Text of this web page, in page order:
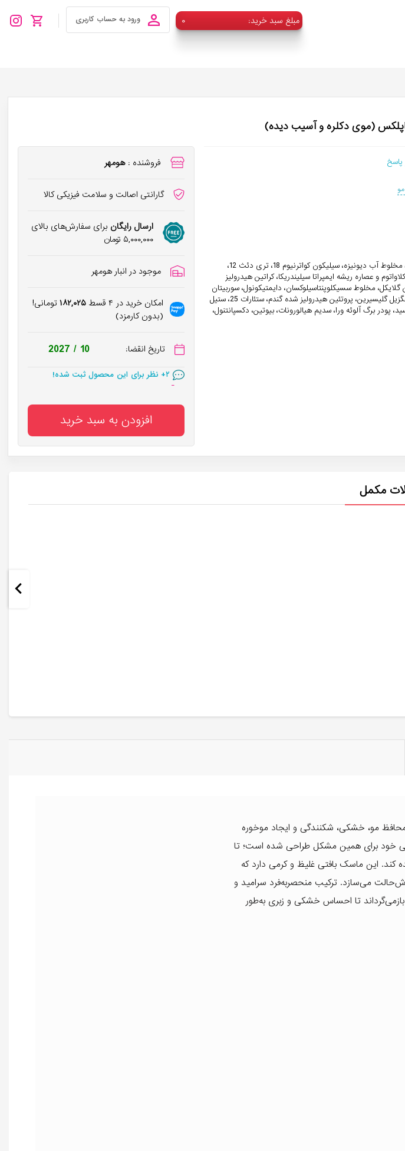
۰ :مبلغ سبد خرید ورود به حساب کاربری
(موی دکلره و آسیب دیده)
آب دیونیزه، پروتئین کراویس، سرامید، مخلوط آب دیونیزه، سیلیکون کواترنیوم 18، تری دئث 12،
و عصاره ریشه ایمپراتا سیلیندریکا، کراتین هیدرولیز
گلایکل، مخلوط سسیکلوپنتاسیلوکسان، دایمتیکونول، سوربیتان
تری استئارات، فنوکسی اتانول و اتیل هگزیل گلیسیرین، پروتئین هیدرولیز شده گندم، ستئارات 25، ستیل
پودر برگ آلوئه ورا، سدیم هیالورونات، بیوتین، دکسپانتنول،
فروشنده : هومهر
گارانتی اصالت و سلامت فیزیکی کالا
ارسال رایگان برای سفارش‌های بالای
۵,۰۰۰,۰۰۰ تومان
موجود در انبار هومهر
امکان خرید در ۴ قسط ۱۸۲,۰۲۵تومانی!
(بدون کارمزد)
تاریخ انقضا: 2027 / 10
+ نظر برای این محصول ثبت شده!
در سبد خرید۵۰۰+ نفر!
افزودن به سبد خرید
مکمل
مو، خشکی، شکنندگی و ایجاد موخوره
خود برای همین مشکل طراحی شده است؛ تا
کند. این ماسک بافتی غلیظ و کرمی دارد که
می‌سازد. ترکیب منحصربه‌فرد سرامید و
تا احساس خشکی و زبری به‌طور